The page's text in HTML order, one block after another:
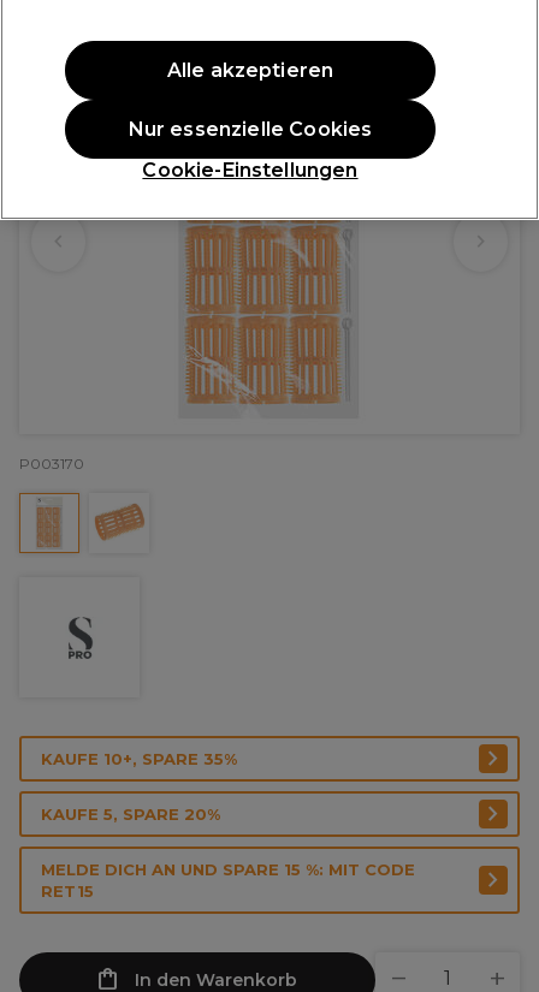
P003170
KAUFE 10+, SPARE 35%
KAUFE 5, SPARE 20%
MELDE DICH AN UND SPARE 15 %: MIT CODE
RET15
In den Warenkorb
Cookie-Einstellungen
Nur essenzielle Cookies
Alle akzeptieren